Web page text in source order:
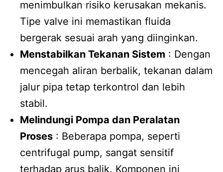
menimbulkan risiko kerusakan mekanis.
Tipe valve ini memastikan fluida
bergerak sesuai arah yang diinginkan.
Menstabilkan Tekanan Sistem : Dengan
mencegah aliran berbalik, tekanan dalam
jalur pipa tetap terkontrol dan lebih
stabil.
Melindungi Pompa dan Peralatan
Proses : Beberapa pompa, seperti
centrifugal pump, sangat sensitif
terhadap arus balik. Komponen ini